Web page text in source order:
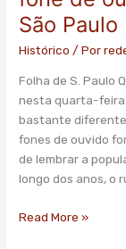
São Paulo
Histórico / Por
Folha de S. Paulo
nesta quarta-feira
bastante
fones de ouvido
de lembrar a
longo dos anos, o
Bandeiras
ganha
fone
ouvido
contra
ruídos
de
São
Paulo
Read More »